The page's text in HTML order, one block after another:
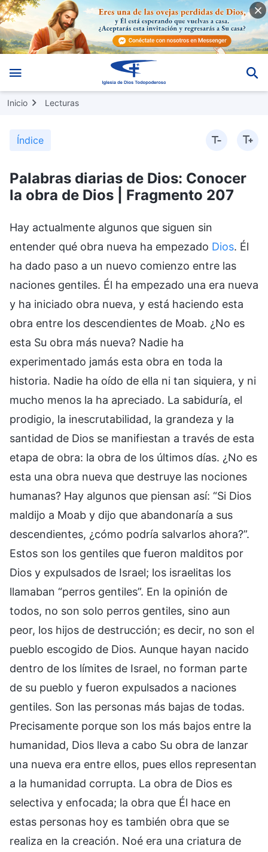
Inicio Lecturas
Índice
Palabras diarias de Dios: Conocer
la obra de Dios | Fragmento 207
Hay actualmente algunos que siguen sin
entender qué obra nueva ha empezado Dios. Él
ha dado paso a un nuevo comienzo entre las
naciones gentiles. Él ha empezado una era nueva
y ha iniciado obra nueva, y está haciendo esta
obra entre los descendientes de Moab. ¿No es
esta Su obra más nueva? Nadie ha
experimentado jamás esta obra en toda la
historia. Nadie ha oído de ella ni tan siquiera, y ni
mucho menos la ha apreciado. La sabiduría, el
prodigio, la inescrutabilidad, la grandeza y la
santidad de Dios se manifiestan a través de esta
etapa de obra: la obra de los últimos días. ¿No es
esta una obra nueva que destruye las nociones
humanas? Hay algunos que piensan así: “Si Dios
maldijo a Moab y dijo que abandonaría a sus
descendientes, ¿cómo podría salvarlos ahora?”.
Estos son los gentiles que fueron malditos por
Dios y expulsados de Israel; los israelitas los
llamaban “perros gentiles”. En la opinión de
todos, no son solo perros gentiles, sino aun
peor, los hijos de destrucción; es decir, no son el
pueblo escogido de Dios. Aunque hayan nacido
dentro de los límites de Israel, no forman parte
de su pueblo y fueron expulsados a naciones
gentiles. Son las personas más bajas de todas.
Precisamente porque son los más bajos entre la
humanidad, Dios lleva a cabo Su obra de lanzar
una nueva era entre ellos, pues ellos representan
a la humanidad corrupta. La obra de Dios es
selectiva y enfocada; la obra que Él hace en
estas personas hoy es también obra que se
realiza en la creación. Noé era una criatura de